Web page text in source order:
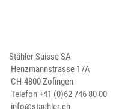
Stähler Suisse SA
Henzmannstrasse 17A
CH-4800 Zofingen
Telefon+41 (0)62 746 80 00
info@staehler.ch